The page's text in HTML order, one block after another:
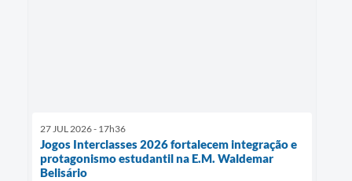
27 JUL 2026 - 17h36
Jogos Interclasses 2026 fortalecem integração e
protagonismo estudantil na E.M. Waldemar
Belisário